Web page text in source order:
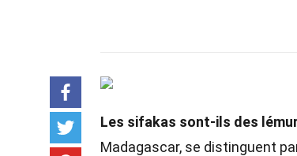
Les sifakas sont-ils des
Madagascar, se distinguent